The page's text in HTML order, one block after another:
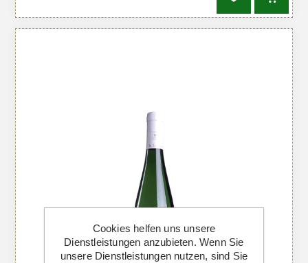
Cookies helfen uns unsere
Dienstleistungen anzubieten. Wenn Sie
unsere Dienstleistungen nutzen, sind Sie